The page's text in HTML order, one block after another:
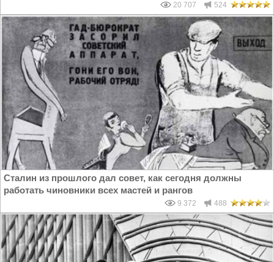
20 707 524
Сталин из прошлого дал совет, как сегодня должны
работать чиновники всех мастей и рангов
9 372 488